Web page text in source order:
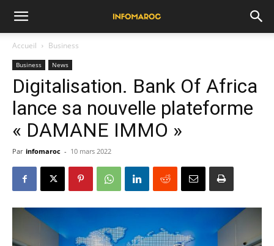
Accueil Business
Business News
Digitalisation. Bank Of Africa
lance sa nouvelle plateforme
« DAMANE IMMO »
Par infomaroc - 10 mars 2022